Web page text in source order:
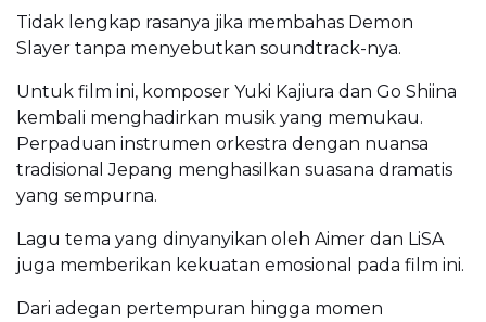
Tidak lengkap rasanya jika membahas Demon
Slayer tanpa menyebutkan soundtrack-nya.
Untuk film ini, komposer Yuki Kajiura dan Go Shiina
kembali menghadirkan musik yang memukau.
Perpaduan instrumen orkestra dengan nuansa
tradisional Jepang menghasilkan suasana dramatis
yang sempurna.
Lagu tema yang dinyanyikan oleh Aimer dan LiSA
juga memberikan kekuatan emosional pada film ini.
Dari adegan pertempuran hingga momen